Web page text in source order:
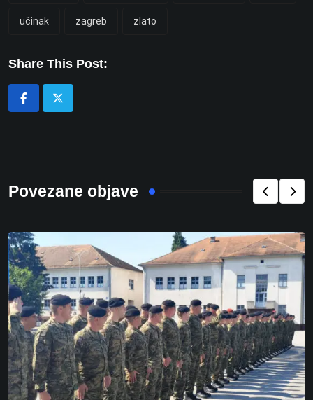
učinak zagreb zlato
Share This Post:
Povezane objave